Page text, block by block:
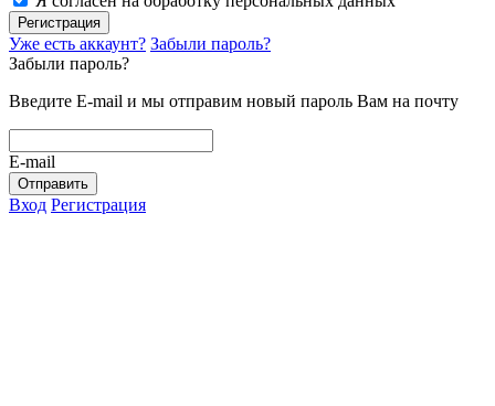
Регистрация
Уже есть аккаунт? Забыли пароль?
Забыли пароль?
Введите E-mail и мы отправим новый пароль Вам на почту
E-mail
Отправить
Вход Регистрация